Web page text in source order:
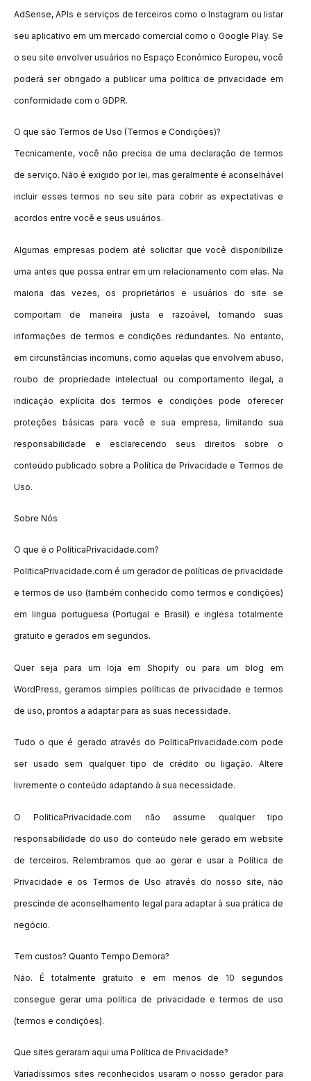
AdSense, APIs e serviços de terceiros como o Instagram ou listar
seu aplicativo em um mercado comercial como o Google Play. Se
o seu site envolver usuários no Espaço Económico Europeu, você
poderá ser obrigado a publicar uma política de privacidade em
conformidade com o GDPR.
O que são Termos de Uso (Termos e Condições)?
Tecnicamente, você não precisa de uma declaração de termos
de serviço. Não é exigido por lei, mas geralmente é aconselhável
incluir esses termos no seu site para cobrir as expectativas e
acordos entre você e seus usuários.
Algumas empresas podem até solicitar que você disponibilize
uma antes que possa entrar em um relacionamento com elas. Na
maioria das vezes, os proprietários e usuários do site se
comportam de maneira justa e razoável, tornando suas
informações de termos e condições redundantes. No entanto,
em circunstâncias incomuns, como aquelas que envolvem abuso,
roubo de propriedade intelectual ou comportamento ilegal, a
indicação explícita dos termos e condições pode oferecer
proteções básicas para você e sua empresa, limitando sua
responsabilidade e esclarecendo seus direitos sobre o
conteúdo publicado sobre a Política de Privacidade e Termos de
Uso.
Sobre Nós
O que é o PoliticaPrivacidade.com?
PoliticaPrivacidade.com é um gerador de políticas de privacidade
e termos de uso (também conhecido como termos e condições)
em lingua portuguesa (Portugal e Brasil) e inglesa totalmente
gratuito e gerados em segundos.
Quer seja para um loja em Shopify ou para um blog em
WordPress, geramos simples políticas de privacidade e termos
de uso, prontos a adaptar para as suas necessidade.
Tudo o que é gerado através do PoliticaPrivacidade.com pode
ser usado sem qualquer tipo de crédito ou ligação. Altere
livremente o conteúdo adaptando à sua necessidade.
O PoliticaPrivacidade.com não assume qualquer tipo
responsabilidade do uso do conteúdo nele gerado em website
de terceiros. Relembramos que ao gerar e usar a Política de
Privacidade e os Termos de Uso através do nosso site, não
prescinde de aconselhamento legal para adaptar à sua prática de
negócio.
Tem custos? Quanto Tempo Demora?
Não. É totalmente gratuito e em menos de 10 segundos
consegue gerar uma política de privacidade e termos de uso
(termos e condições).
Que sites geraram aqui uma Política de Privacidade?
Variadíssimos sites reconhecidos usaram o nosso gerador para